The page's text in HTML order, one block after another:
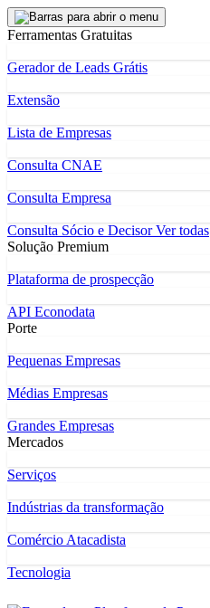
Ferramentas Gratuitas
Gerador de Leads Grátis
Extensão
Lista de Empresas
Consulta CNAE
Consulta Empresa
Consulta Sócio e DecisorVer todas
Solução Premium
Plataforma de prospecção
API Econodata
Porte
Pequenas Empresas
Médias Empresas
Grandes Empresas
Mercados
Serviços
Indústrias da transformação
Comércio Atacadista
Tecnologia